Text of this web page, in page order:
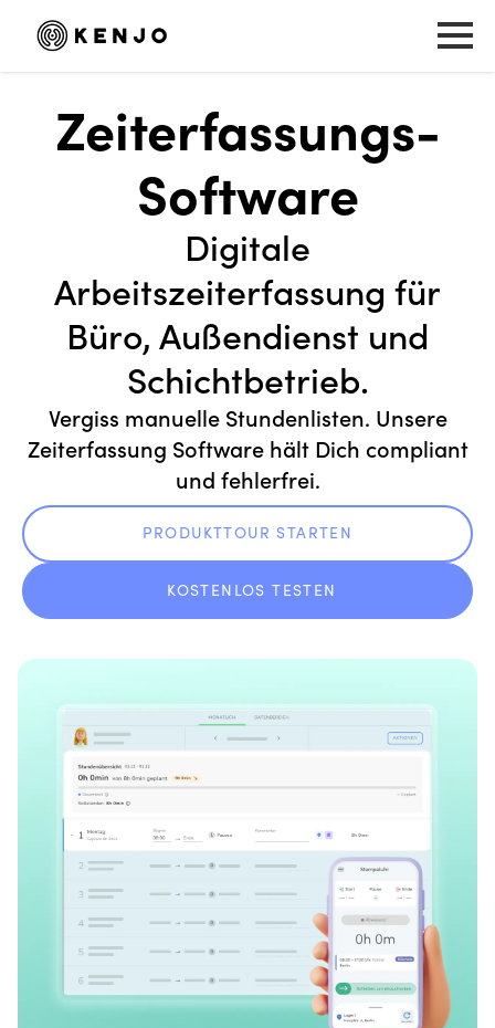
Zeiterfassungs-
Software
Digitale
Arbeitszeiterfassung für
Büro, Außendienst und
Schichtbetrieb.
Vergiss manuelle Stundenlisten. Unsere
Zeiterfassung Software hält Dich compliant
und fehlerfrei.
PRODUKTTOUR STARTEN
KOSTENLOS TESTEN